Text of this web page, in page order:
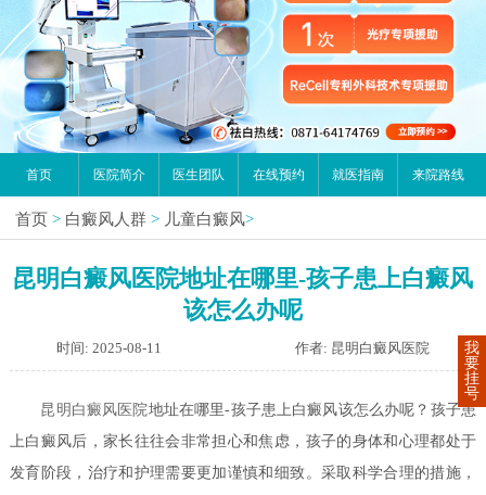
首页 医院简介 医生团队 在线预约 就医指南 来院路线
首页 > 白癜风人群 > 儿童白癜风>
昆明白癜风医院地址在哪里-孩子患上白癜风
该怎么办呢
时间: 2025-08-11 作者: 昆明白癜风医院
昆明白癜风医院地址在哪里-孩子患上白癜风该怎么办呢？孩子患
上白癜风后，家长往往会非常担心和焦虑，孩子的身体和心理都处于
发育阶段，治疗和护理需要更加谨慎和细致。采取科学合理的措施，
我
要
挂
号